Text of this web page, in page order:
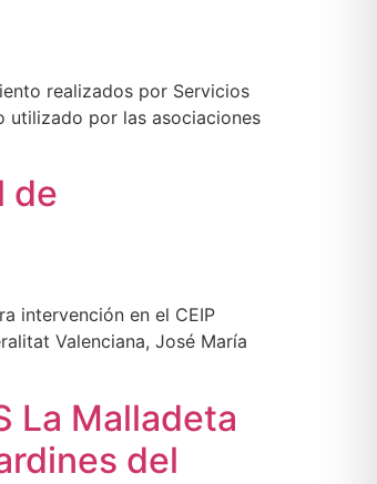
realizados por Servicios
utilizado por las asociaciones
de
intervención en el CEIP
Valenciana, José María
La Malladeta
del